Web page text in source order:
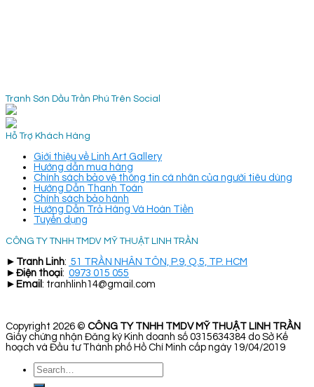
Tranh Sơn Dầu Trần Phú Trên Social
Hỗ Trợ Khách Hàng
Giới thiệu về Linh Art Gallery
Hướng dẫn mua hàng
Chính sách bảo vệ thông tin cá nhân của người tiêu dùng
Hướng Dẫn Thanh Toán
Chính sách bảo hành
Hướng Dẫn Trả Hàng Và Hoàn Tiền
Tuyển dụng
CÔNG TY TNHH TMDV MỸ THUẬT LINH TRẦN
► Tranh Linh: 51 TRẦN NHÂN TÔN, P.9, Q.5, TP. HCM
► Điện thoại: 0973 015 055
► Email : tranhlinh14@gmail.com
Copyright 2026 © CÔNG TY TNHH TMDV MỸ THUẬT LINH TRẦN
Giấy chứng nhận Đăng ký Kinh doanh số 0315634384 do Sở Kế
hoạch và Đầu tư Thành phố Hồ Chí Minh cấp ngày 19/04/2019
Search
for: